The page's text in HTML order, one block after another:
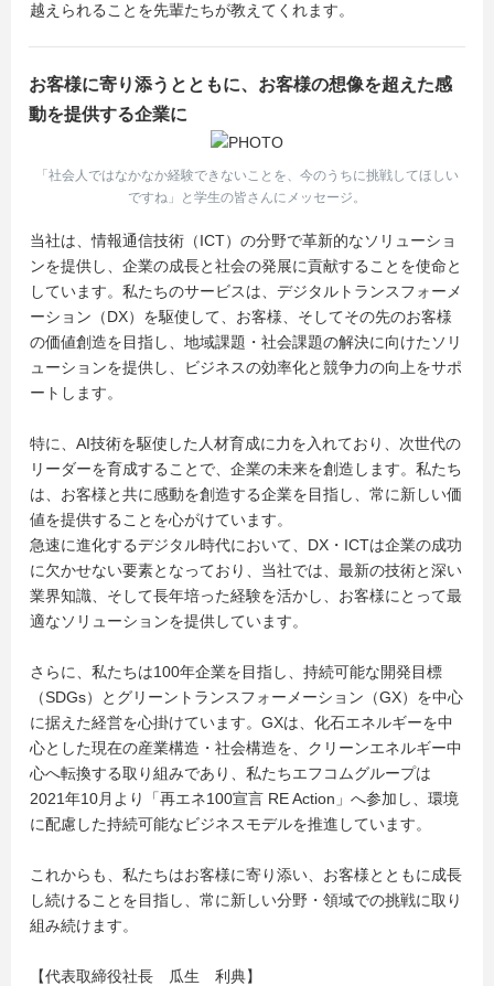
越えられることを先輩たちが教えてくれます。
お客様に寄り添うとともに、お客様の想像を超えた感
動を提供する企業に
「社会人ではなかなか経験できないことを、今のうちに挑戦してほしい
ですね」と学生の皆さんにメッセージ。
当社は、情報通信技術（ICT）の分野で革新的なソリューショ
ンを提供し、企業の成長と社会の発展に貢献することを使命と
しています。私たちのサービスは、デジタルトランスフォーメ
ーション（DX）を駆使して、お客様、そしてその先のお客様
の価値創造を目指し、地域課題・社会課題の解決に向けたソリ
ューションを提供し、ビジネスの効率化と競争力の向上をサポ
ートします。
特に、AI技術を駆使した人材育成に力を入れており、次世代の
リーダーを育成することで、企業の未来を創造します。私たち
は、お客様と共に感動を創造する企業を目指し、常に新しい価
値を提供することを心がけています。
急速に進化するデジタル時代において、DX・ICTは企業の成功
に欠かせない要素となっており、当社では、最新の技術と深い
業界知識、そして長年培った経験を活かし、お客様にとって最
適なソリューションを提供しています。
さらに、私たちは100年企業を目指し、持続可能な開発目標
（SDGs）とグリーントランスフォーメーション（GX）を中心
に据えた経営を心掛けています。GXは、化石エネルギーを中
心とした現在の産業構造・社会構造を、クリーンエネルギー中
心へ転換する取り組みであり、私たちエフコムグループは
2021年10月より「再エネ100宣言 RE Action」へ参加し、環境
に配慮した持続可能なビジネスモデルを推進しています。
これからも、私たちはお客様に寄り添い、お客様とともに成長
し続けることを目指し、常に新しい分野・領域での挑戦に取り
組み続けます。
【代表取締役社長 瓜生 利典】